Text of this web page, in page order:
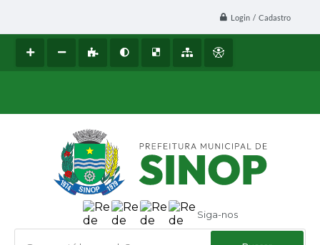
Login / Cadastro
Siga-nos